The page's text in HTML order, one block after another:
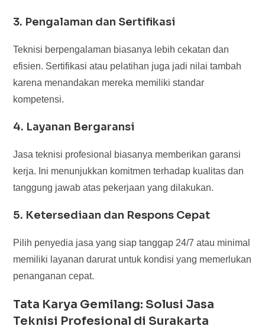
3. Pengalaman dan Sertifikasi
Teknisi berpengalaman biasanya lebih cekatan dan
efisien. Sertifikasi atau pelatihan juga jadi nilai tambah
karena menandakan mereka memiliki standar
kompetensi.
4. Layanan Bergaransi
Jasa teknisi profesional biasanya memberikan garansi
kerja. Ini menunjukkan komitmen terhadap kualitas dan
tanggung jawab atas pekerjaan yang dilakukan.
5. Ketersediaan dan Respons Cepat
Pilih penyedia jasa yang siap tanggap 24/7 atau minimal
memiliki layanan darurat untuk kondisi yang memerlukan
penanganan cepat.
Tata Karya Gemilang: Solusi Jasa
Teknisi Profesional di Surakarta